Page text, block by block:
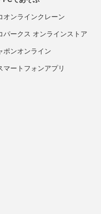
オンラインクレーン
パークス オンラインストア
ポンオンライン
マートフォンアプリ